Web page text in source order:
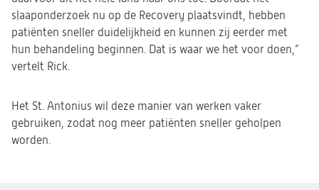
slaaponderzoek nu op de Recovery plaatsvindt, hebben
patiënten sneller duidelijkheid en kunnen zij eerder met
hun behandeling beginnen. Dat is waar we het voor doen,”
vertelt Rick.
Het St. Antonius wil deze manier van werken vaker
gebruiken, zodat nog meer patiënten sneller geholpen
worden.